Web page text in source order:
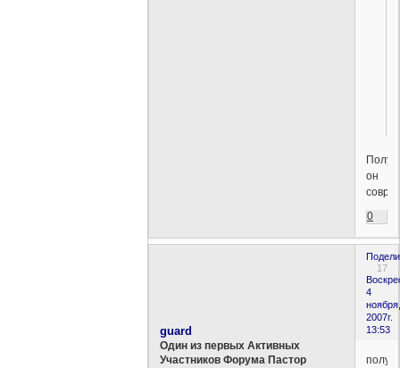
он
0
17
4
ноября,
2007г.
13:53
guard
Один из первых Активных
Участников Форума Пастор